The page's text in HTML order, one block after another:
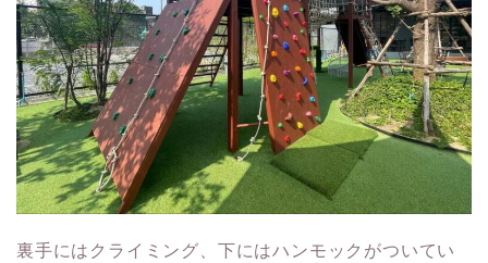
裏手にはクライミング、下にはハンモックがついてい